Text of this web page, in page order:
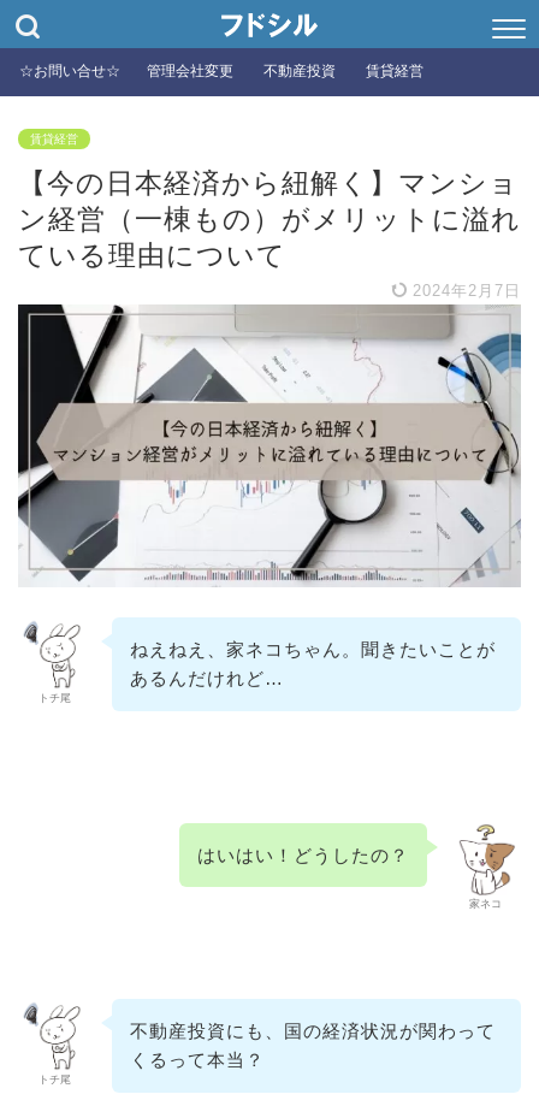
☆お問い合せ☆ 管理会社変更 不動産投資 賃貸経営
賃貸経営
【今の日本経済から紐解く】マンショ
ン経営（一棟もの）がメリットに溢れ
ている理由について
2024年2月7日
トチ尾
ねえねえ、家ネコちゃん。聞きたいことが
あるんだけれど…
家ネコ
はいはい！どうしたの？
トチ尾
不動産投資にも、国の経済状況が関わって
くるって本当？